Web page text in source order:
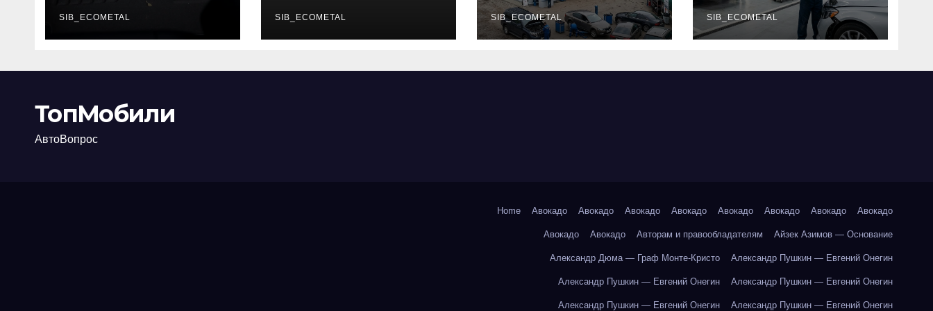
каково их
основное
назначение
SIB_ECOMETAL
актуальных
профессий
SIB_ECOMETAL
описание услуг и
режим работы
SIB_ECOMETAL
наличие
оригинальных
запчастей
сроки выполнения
SIB_ECOMETAL
ТопМобили
АвтоВопрос
Home Авокадо Авокадо Авокадо Авокадо Авокадо Авокадо Авокадо Авокадо
Авокадо Авокадо Авторам и правообладателям Айзек Азимов — Основание
Александр Дюма — Граф Монте-Кристо Александр Пушкин — Евгений Онегин
Александр Пушкин — Евгений Онегин Александр Пушкин — Евгений Онегин
Александр Пушкин — Евгений Онегин Александр Пушкин — Евгений Онегин